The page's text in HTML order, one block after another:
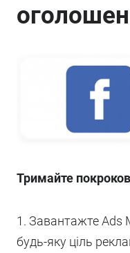
Тримайте
1. Завантажте Ads
будь-яку ціль